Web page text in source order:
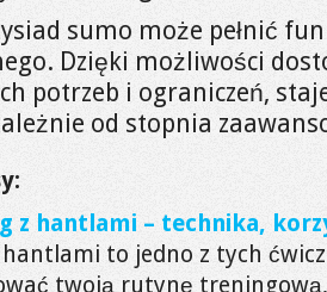
sumo może pełnić
Dzięki możliwości
potrzeb i ograniczeń,
od stopnia
z hantlami – technika,
to jedno z tych
twoją rutynę